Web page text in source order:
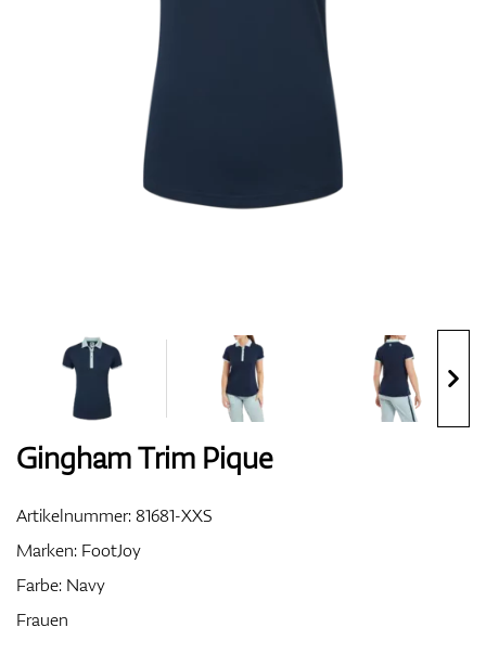
Bags
Gingham Trim Pique
Artikelnummer:81681-XXS
Marken: FootJoy
Farbe: Navy
Frauen